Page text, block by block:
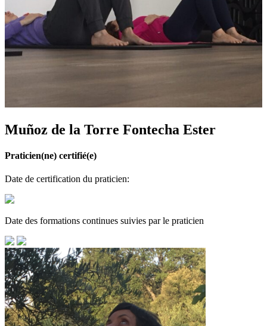
Muñoz de la Torre Fontecha Ester
Praticien(ne) certifié(e)
Date de certification du praticien:
Date des formations continues suivies par le praticien